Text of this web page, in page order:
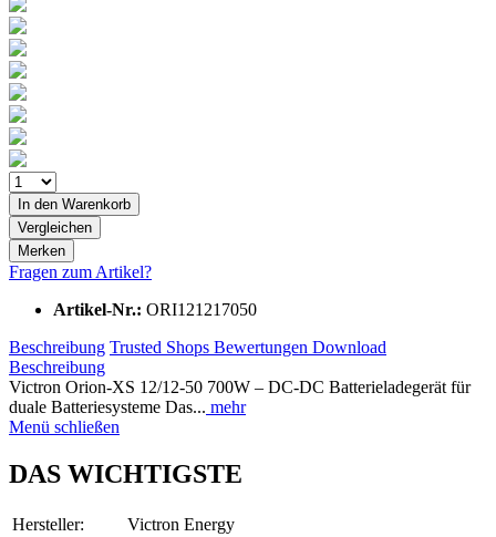
In den Warenkorb
Vergleichen
Merken
Fragen zum Artikel?
Artikel-Nr.: ORI121217050
Beschreibung Trusted Shops Bewertungen Download
Beschreibung
Victron Orion-XS 12/12-50 700W – DC-DC Batterieladegerät für
duale Batteriesysteme Das... mehr
Menü schließen
DAS WICHTIGSTE
Hersteller:
Victron Energy